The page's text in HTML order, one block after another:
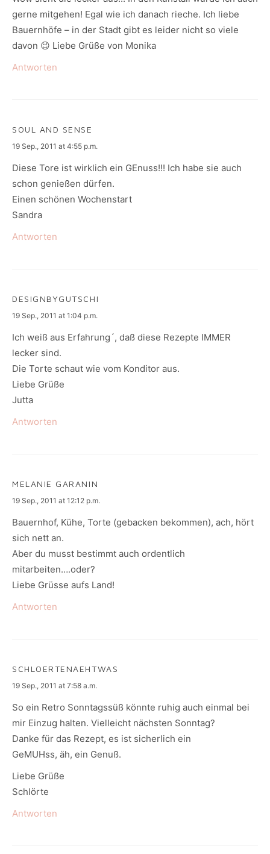
gerne mitgehen! Egal wie ich danach rieche. Ich liebe
Bauernhöfe – in der Stadt gibt es leider nicht so viele
davon 😉 Liebe Grüße von Monika
Antworten
SOUL AND SENSE
says:
19 Sep., 2011 at 4:55 p.m.
Diese Tore ist wirklich ein GEnuss!!! Ich habe sie auch
schon genießen dürfen.
Einen schönen Wochenstart
Sandra
Antworten
DESIGNBYGUTSCHI
says:
19 Sep., 2011 at 1:04 p.m.
Ich weiß aus Erfahrung´, daß diese Rezepte IMMER
lecker sind.
Die Torte schaut wie vom Konditor aus.
Liebe Grüße
Jutta
Antworten
MELANIE GARANIN
says:
19 Sep., 2011 at 12:12 p.m.
Bauernhof, Kühe, Torte (gebacken bekommen), ach, hört
sich nett an.
Aber du musst bestimmt auch ordentlich
mitarbeiten….oder?
Liebe Grüsse aufs Land!
Antworten
SCHLOERTENAEHTWAS
says:
19 Sep., 2011 at 7:58 a.m.
So ein Retro Sonntagssüß könnte ruhig auch einmal bei
mir Einzug halten. Vielleicht nächsten Sonntag?
Danke für das Rezept, es ist sicherlich ein
GeMUHss, äh, ein Genuß.
Liebe Grüße
Schlörte
Antworten